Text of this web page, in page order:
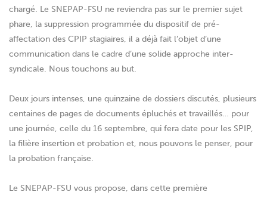
chargé. Le SNEPAP-FSU ne reviendra pas sur le premier sujet
phare, la suppression programmée du dispositif de pré-
affectation des CPIP stagiaires, il a déjà fait l’objet d’une
communication dans le cadre d’une solide approche inter-
syndicale. Nous touchons au but.
Deux jours intenses, une quinzaine de dossiers discutés, plusieurs
centaines de pages de documents épluchés et travaillés… pour
une journée, celle du 16 septembre, qui fera date pour les SPIP,
la filière insertion et probation et, nous pouvons le penser, pour
la probation française.
Le SNEPAP-FSU vous propose, dans cette première